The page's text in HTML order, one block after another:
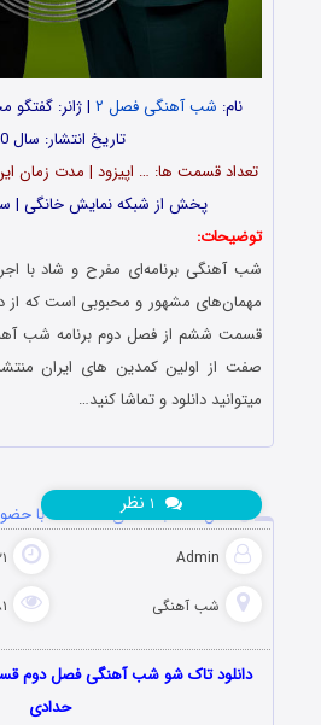
نام: شب آهنگی فصل ۲
| ژانر: گفتگو
تاریخ انتشار: سال 1400
تعداد قسمت ها: … اپیزود | مدت زمان این
پخش از شبکه نمایش خانگی | سه
توضیحات:
شب آهنگی برنامه‌ای مفرح و شاد با
مهمان‌های مشهور و محبوبی است که از
قسمت ششم از فصل دوم برنامه شب
صفت از اولین کمدین های ایران
میتوانید دانلود و تماشا کنید…
فصل ۲ شب آهنگی قسمت ۵ با حضور حامد حدادی
Admin ۲۱
شب آهنگی
نظر
دانلود تاک شو شب آهنگی فصل دوم
حدادی